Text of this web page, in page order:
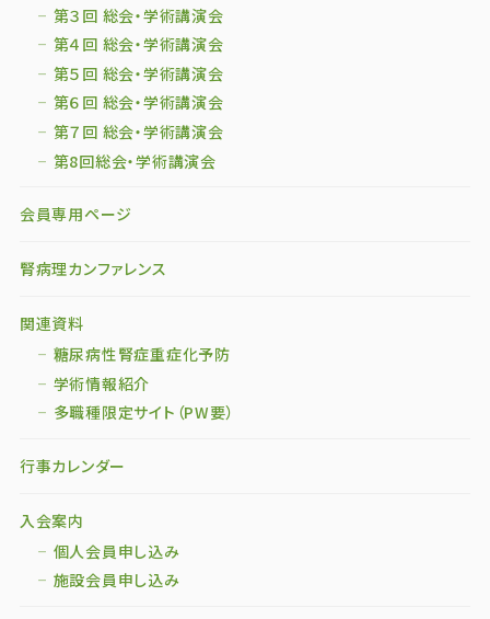
第３回 総会・学術講演会
第４回 総会・学術講演会
第５回 総会・学術講演会
第６回 総会・学術講演会
第７回 総会・学術講演会
第8回総会・学術講演会
会員専用ページ
腎病理カンファレンス
関連資料
糖尿病性腎症重症化予防
学術情報紹介
多職種限定サイト（PW要）
行事カレンダー
入会案内
個人会員申し込み
施設会員申し込み